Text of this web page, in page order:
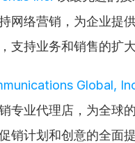
网络营销，为企业提
支持业务和销售的扩大
Global,
专业代理店，为全球
销计划和创意的全面提